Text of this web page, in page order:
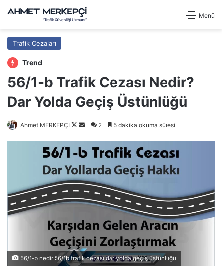
Menü
Trafik Cezaları
Trend
56/1-b Trafik Cezası Nedir?
Dar Yolda Geçiş Üstünlüğü
Ahmet MERKEPÇİ
Follow
X
Bir
posta
göndermek
2 5 dakika okuma süresi
56/1-b nedir 56/1b trafik cezası dar yolda geçiş üstünlüğü